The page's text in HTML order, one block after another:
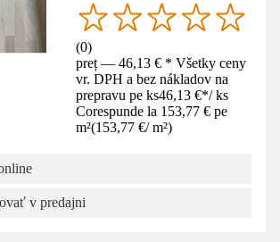
(0)
preț — 46,13 € * Všetky ceny
vr. DPH a bez nákladov na
prepravu pe ks46,13 €*/ ks
Corespunde la 153,77 € pe
m²(153,77 €/ m²)
v predajni